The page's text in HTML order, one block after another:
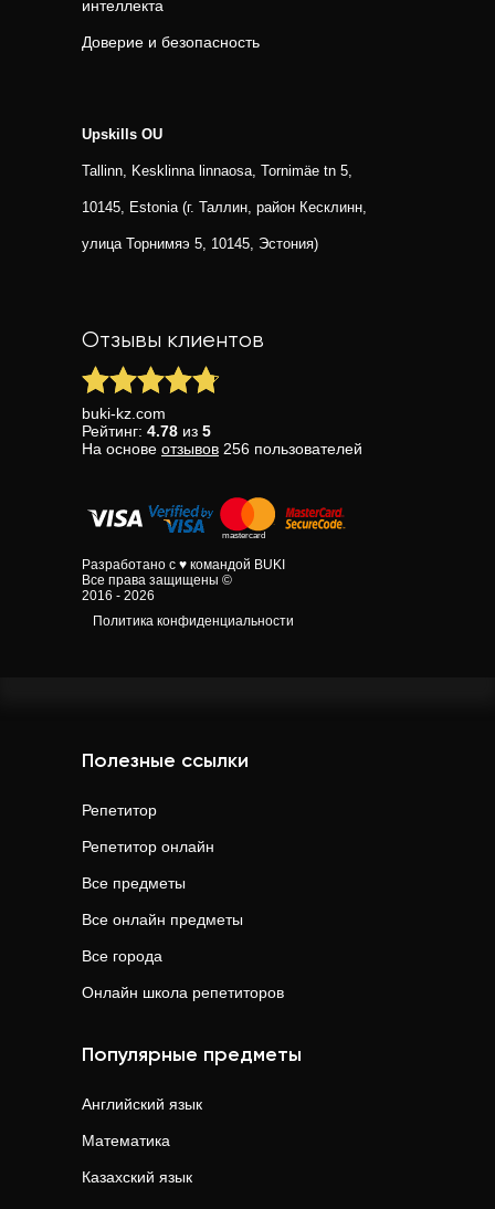
интеллекта
Доверие и безопасность
Upskills OU
Tallinn, Kesklinna linnaosa, Tornimäe tn 5,
10145, Estonia (г. Таллин, район Кесклинн,
улица Торнимяэ 5, 10145, Эстония)
Отзывы клиентов
buki-kz.com
Рейтинг: 4.78 из 5
На основе отзывов 256 пользователей
Разработано с ♥ командой BUKI
Все права защищены ©
2016 - 2026
Политика конфиденциальности
Полезные ссылки
Репетитор
Репетитор онлайн
Все предметы
Все онлайн предметы
Все города
Онлайн школа репетиторов
Популярные предметы
Английский язык
Математика
Казахский язык